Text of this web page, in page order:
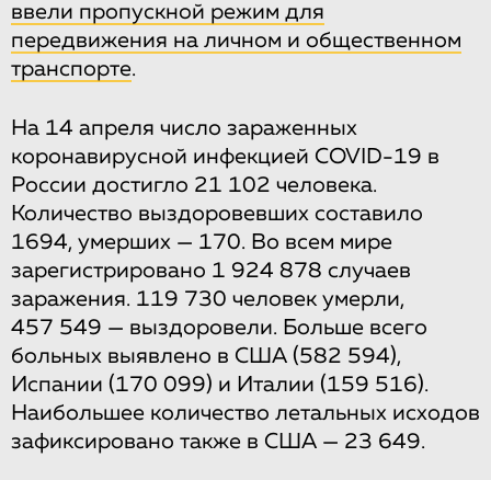
ввели пропускной режим для
передвижения на личном и общественном
транспорте.
На 14 апреля число зараженных
коронавирусной инфекцией COVID-19 в
России достигло 21 102 человека.
Количество выздоровевших составило
1694, умерших — 170. Во всем мире
зарегистрировано 1 924 878 случаев
заражения. 119 730 человек умерли,
457 549 — выздоровели. Больше всего
больных выявлено в США (582 594),
Испании (170 099) и Италии (159 516).
Наибольшее количество летальных исходов
зафиксировано также в США — 23 649.